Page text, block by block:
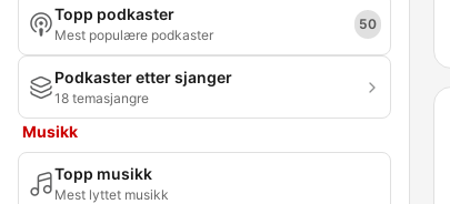
Topp podkaster
Mest populære podkaster
50
Podkaster etter sjanger
18 temasjangre
Musikk
Topp musikk
Mest lyttet musikk